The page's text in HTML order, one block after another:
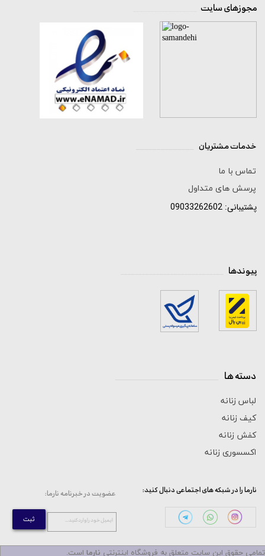
★★
تماس با ما
پرسش های متداول
لباس زنانه
کیف زنانه
کفش زنانه
اکسسوری زنانه
تمامی حقوق این سایت متعلق به فروشگاه اینترنتی نارما است.
پشتیبانی: 09033262602
:نارما را در شبکه های اجتماعی دنبال کنید
مجوزهای سایت
:عضویت در خبرنامه نارما
ثبت ...ایمیل خود را وارد کنید
پیوندها
دسته ها
خدمات مشتریان